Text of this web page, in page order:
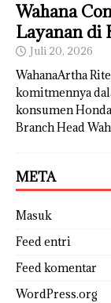
Wahana
Layanan di
Juli 20, 2026
WahanaArtha
komitmennya
konsumen
Branch Head
META
Masuk
Feed entri
Feed komentar
WordPress.org